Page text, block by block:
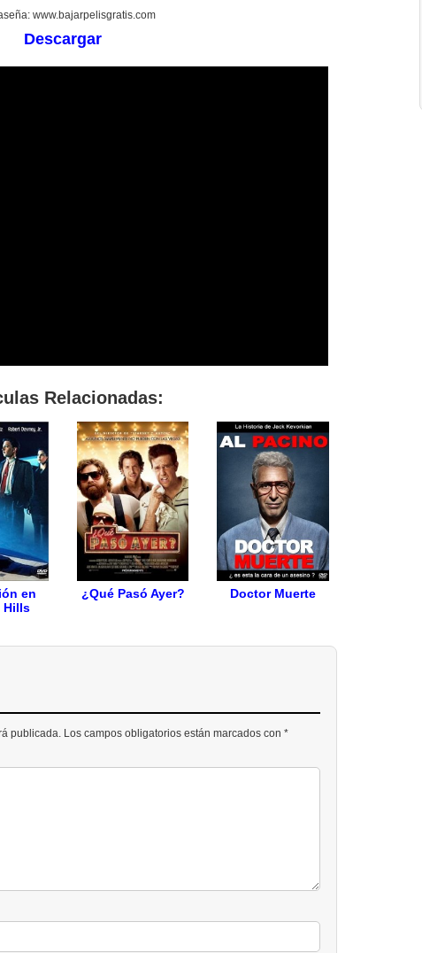
www.bajarpelisgratis.com
Descargar
Relacionadas:
en
Hills
¿Qué Pasó Ayer? Doctor Muerte
publicada. Los campos obligatorios están marcados con *